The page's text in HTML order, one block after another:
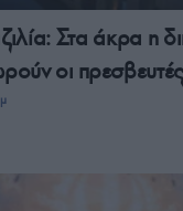
Στα άκρα η
οι